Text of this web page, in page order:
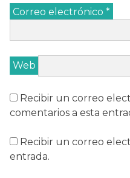
Correo electrónico *
Web
Recibir un correo
comentarios a esta
Recibir un correo
entrada.